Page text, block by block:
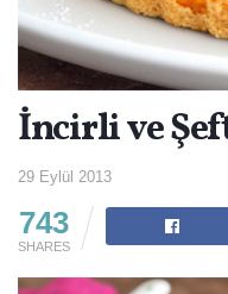
İncirli ve
29 Eylül 2013
743
SHARES